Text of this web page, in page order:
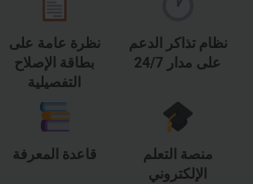
نظام تذاكر الدعم
على مدار 24/7
نظرة عامة على
بطاقة الإصلاح
التفصيلية
منصة التعلم
الإلكتروني
قاعدة المعرفة